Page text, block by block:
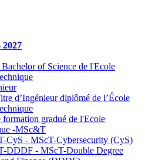
2027
of Science de l'Ecole
d’Ingénieur diplômé de l’École
gradué de l'Ecole
-MSc&T
CyS - MScT-Cybersecurity (CyS)
DDDF - MScT-Double Degree